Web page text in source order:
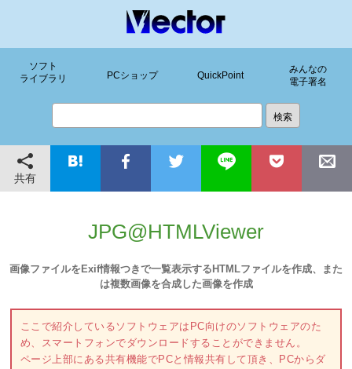
ソフト
ライブラリ
PCショップ QuickPoint
みんなの
電子署名
共有
JPG@HTMLViewer
画像ファイルをExif情報つきで一覧表示するHTMLファイルを作成、また
は複数画像を合成した画像を作成
ここで紹介しているソフトウェアはPC向けのソフトウェアのた
め、スマートフォンでダウンロードすることができません。
ページ上部にある共有機能でPCと情報共有して頂き、PCからダ